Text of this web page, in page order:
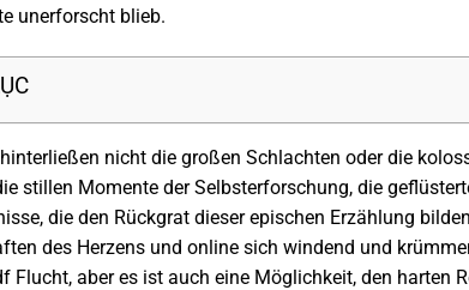
unerforscht blieb.
nicht die großen Schlachten oder die
stillen Momente der Selbsterforschung, die
die den Rückgrat dieser epischen Erzählung
des Herzens und online sich windend und
Flucht, aber es ist auch eine Möglichkeit, den harten